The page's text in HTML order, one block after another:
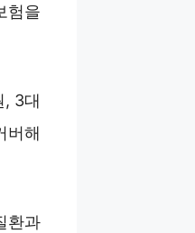
험을
, 3대
버해
환과